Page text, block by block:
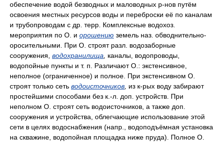
обеспечение водой безводных и маловодных р-нов путём
освоения местных ресурсов воды и переброски её по каналам
и трубопроводам с др. терр. Комплексные водохоз.
мероприятия по О. и орошению земель наз. обводнительно-
оросительными. При О. строят разл. водозаборные
сооружения, водохранилища
каналы, водопроводы,
водопойные пункты и т. п. Различают О.: экстенсивное,
неполное (ограниченное) и полное. При экстенсивном О.
строят только сеть водоисточников из к-рых воду забирают
простейшими способами без к.-л. доп. устройств. При
неполном О. строят сеть водоисточников, а также доп.
сооружения и устройства, облегчающие использование этой
сети в целях водоснабжения (напр., водоподъёмная установка
на скважине, водопойная площадка ниже пруда). Полное О.